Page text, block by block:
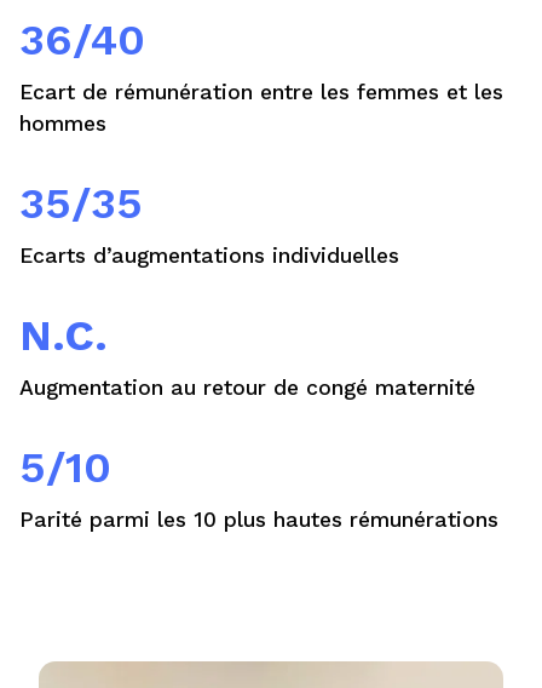
36/40
Ecart de rémunération entre les femmes et les
hommes
35/35
Ecarts d’augmentations individuelles
N.C.
Augmentation au retour de congé maternité
5/10
Parité parmi les 10 plus hautes rémunérations